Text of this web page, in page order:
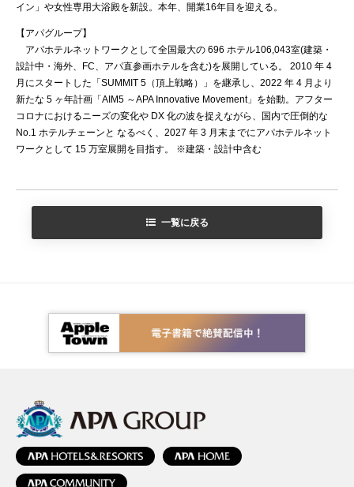
イン」や女性専用大浴殿を新設。本年、開業16年目を迎える。
【アパグループ】
アパホテルネットワークとして全国最大の 696 ホテル106,043室(建築・
設計中・海外、FC、アパ直参画ホテルを含む)を展開している。 2010 年 4
月にスタートした「SUMMIT 5（頂上戦略）」を継承し、2022 年 4 月より
新たな 5 ヶ年計画「AIM5 ～APA Innovative Movement」を始動。アフター
コロナにおけるニーズの変化や DX 化の波を捉えながら、国内で圧倒的な
No.1 ホテルチェーンと なるべく、2027 年 3 月末までにアパホテルネット
ワークとして 15 万室展開を目指す。 ※建築・設計中含む
一覧に戻る